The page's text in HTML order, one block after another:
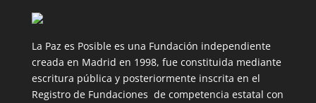
La Paz es Posible es una Fundación independiente
creada en Madrid en 1998, fue constituida mediante
escritura pública y posteriormente inscrita en el
Registro de Fundaciones de competencia estatal con